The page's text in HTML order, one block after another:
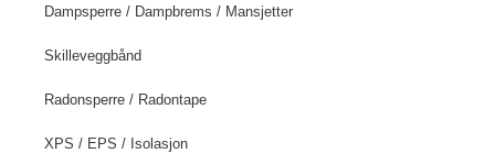
Dampsperre / Dampbrems / Mansjetter
Skilleveggbånd
Radonsperre / Radontape
XPS / EPS / Isolasjon